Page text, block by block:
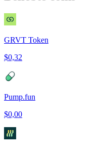
GRVT Token
$0,32
Pump.fun
$0,00